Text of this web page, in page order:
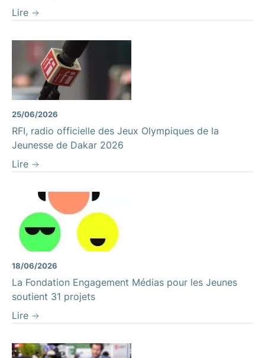
Lire
25/06/2026
RFI, radio officielle des Jeux Olympiques de la
Jeunesse de Dakar 2026
Lire
18/06/2026
La Fondation Engagement Médias pour les Jeunes
soutient 31 projets
Lire